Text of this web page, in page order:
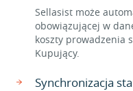
Sellasist może
obowiązującej w
koszty prowadzenia
Kupujący.
Synchronizacja